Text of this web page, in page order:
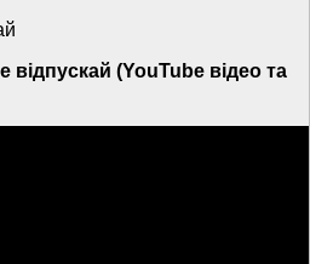
(YouTube відео та